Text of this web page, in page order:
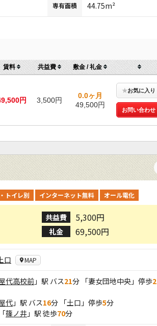
専有面積 44.75m²
賃料 共益費 敷金 / 礼金
円 3,500円
0.0ヶ月
49,500円
★お気に入り
お問い合わせ
トイレ別 インターネット無料 オール電化
共益費 5,300円
礼金 69,500円
口 MAP
代高校前 」駅 バス21分 「妻女団地中央」停歩2
代 」駅 バス16分 「土口」停歩5分
「篠ノ井 」駅 徒歩70分